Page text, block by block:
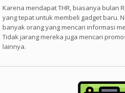
Karena mendapat THR, biasanya bulan
yang tepat untuk membeli gadget baru.
banyak orang yang mencari informasi
Tidak jarang mereka juga mencari
lainnya.